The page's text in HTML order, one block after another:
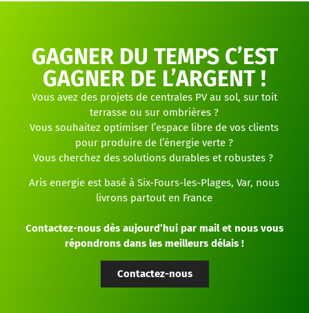
GAGNER DU TEMPS C’EST
GAGNER DE L’ARGENT !
Vous avez des projets de centrales PV au sol, sur toit
terrasse ou sur ombrières ?
Vous souhaitez optimiser l’espace libre de vos clients
pour produire de l’énergie verte ?
Vous cherchez des solutions durables et robustes ?
Aris energie est basé à Six-Fours-les-Plages, Var, nous
livrons partout en France
Contactez-nous dès aujourd’hui par mail et nous vous
répondrons dans les meilleurs délais !
Contactez-nous